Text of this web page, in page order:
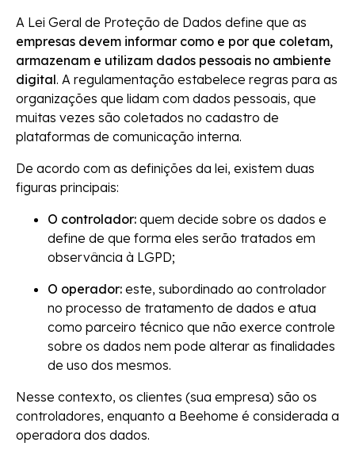
A Lei Geral de Proteção de Dados define que as
empresas devem informar como e por que coletam,
armazenam e utilizam dados pessoais no ambiente
digital. A regulamentação estabelece regras para as
organizações que lidam com dados pessoais, que
muitas vezes são coletados no cadastro de
plataformas de comunicação interna.
De acordo com as definições da lei, existem duas
figuras principais:
O controlador: quem decide sobre os dados e
define de que forma eles serão tratados em
observância à LGPD;
O operador: este, subordinado ao controlador
no processo de tratamento de dados e atua
como parceiro técnico que não exerce controle
sobre os dados nem pode alterar as finalidades
de uso dos mesmos.
Nesse contexto, os clientes (sua empresa) são os
controladores, enquanto a Beehome é considerada a
operadora dos dados.